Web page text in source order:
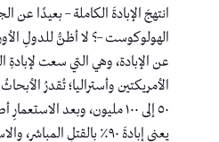
انتهجَ الإبادةَ الكاملة – بعيدًا
الهولوكوست –؟ لا أظنُّ للدولِ
عن الإبادة، وهي التي سعت لإبادةِ
الأمريكتين وأستراليا؛ تُقدرُ
يعني إبادةَ ٩٠٪ بالقتلِ